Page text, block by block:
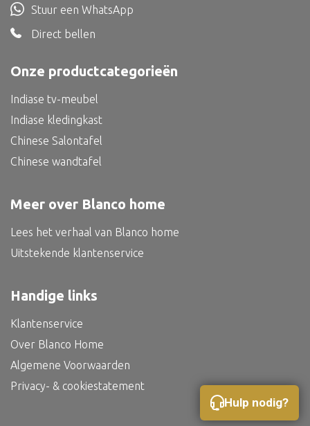
Tapijt
Kelim
Alle bouwmateriaal
Alle oosterse meubels
Oosterse kast
Oosterse tafel
Oosterse lampen
Hulp nodig?
Onze productcategorieën
Indiase tv-meubel
Indiase kledingkast
Chinese Salontafel
Chinese wandtafel
Meer over Blanco home
Lees het verhaal van Blanco home
Uitstekende klantenservice
Stuur een WhatsApp
Direct bellen
Handige links
Klantenservice
Over Blanco Home
Algemene Voorwaarden
Privacy- & cookiestatement